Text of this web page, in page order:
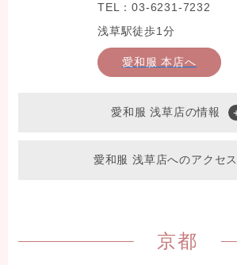
TEL：03-6231-7232
浅草駅徒歩1分
愛和服 本店へ
愛和服 浅草店の情報
愛和服 浅草店へのアクセス
京都